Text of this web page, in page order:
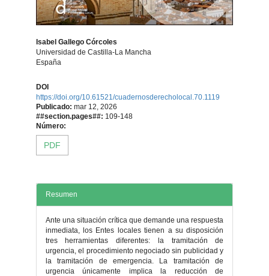
Isabel Gallego Córcoles
Universidad de Castilla-La Mancha
España
Contenido
principal
del
artículo
DOI
https://doi.org/10.61521/cuadernosderecholocal.70.1119
Publicado: mar 12, 2026
##section.pages##: 109-148
Número:
PDF
Resumen
Ante una situación crítica que demande una respuesta
inmediata, los Entes locales tienen a su disposición
tres herramientas diferentes: la tramitación de
urgencia, el procedimiento negociado sin publicidad y
la tramitación de emergencia. La tramitación de
urgencia únicamente implica la reducción de